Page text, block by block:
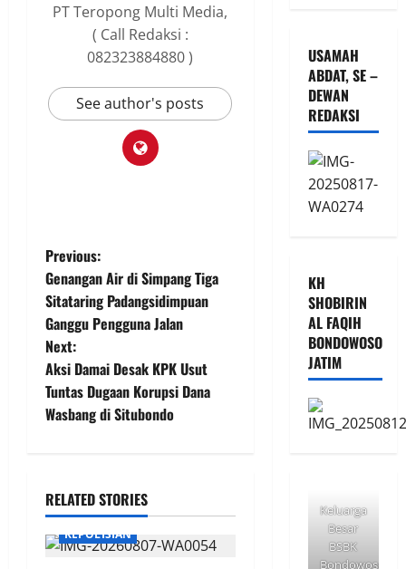
PT Teropong Multi Media,
( Call Redaksi :
082323884880 )
See author's posts
P
o
s
t
n
v
i
Previous:
Genangan Air di Simpang Tiga
Sitataring Padangsidimpuan
Ganggu Pengguna Jalan
Next:
Aksi Damai Desak KPK Usut
Tuntas Dugaan Korupsi Dana
Wasbang di Situbondo
RELATED STORIES
KEPOLISIAN
USAMAH
ABDAT, SE –
DEWAN
REDAKSI
KH
SHOBIRIN
AL FAQIH
BONDOWOSO
JATIM
Keluarga
Besar
BSBK
Bondowoso